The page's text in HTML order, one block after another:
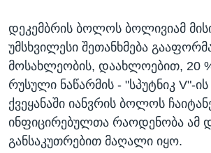
დეკემბრის ბოლოს ბოლივიამ
უმსხვილესი შეთანხმება
მოსახლეობის, დაახლოებით, 20
რუსული ნაწარმის - "სპუტნიკ V"-
ქვეყანაში იანვრის ბოლოს
ინფიცირებულთა რაოდენობა ამ
განსაკუთრებით მაღალი იყო.